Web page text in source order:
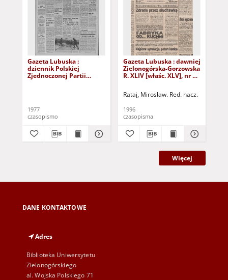
Gazeta Lubuska :
dziennik Polskiej
Zjednoczonej Partii
1977
czasopismo
Gazeta Lubuska : dawniej
Zielonogórska-Gorzowska
R. XLIV [właśc. XLV], nr 52
Rataj, Mirosław. Red. nacz.
1996
czasopisma
Więcej
DANE KONTAKTOWE
Adres
Biblioteka Uniwersytetu
Zielonogórskiego
al. Wojska Polskiego 71